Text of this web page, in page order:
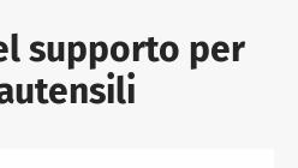
supporto per